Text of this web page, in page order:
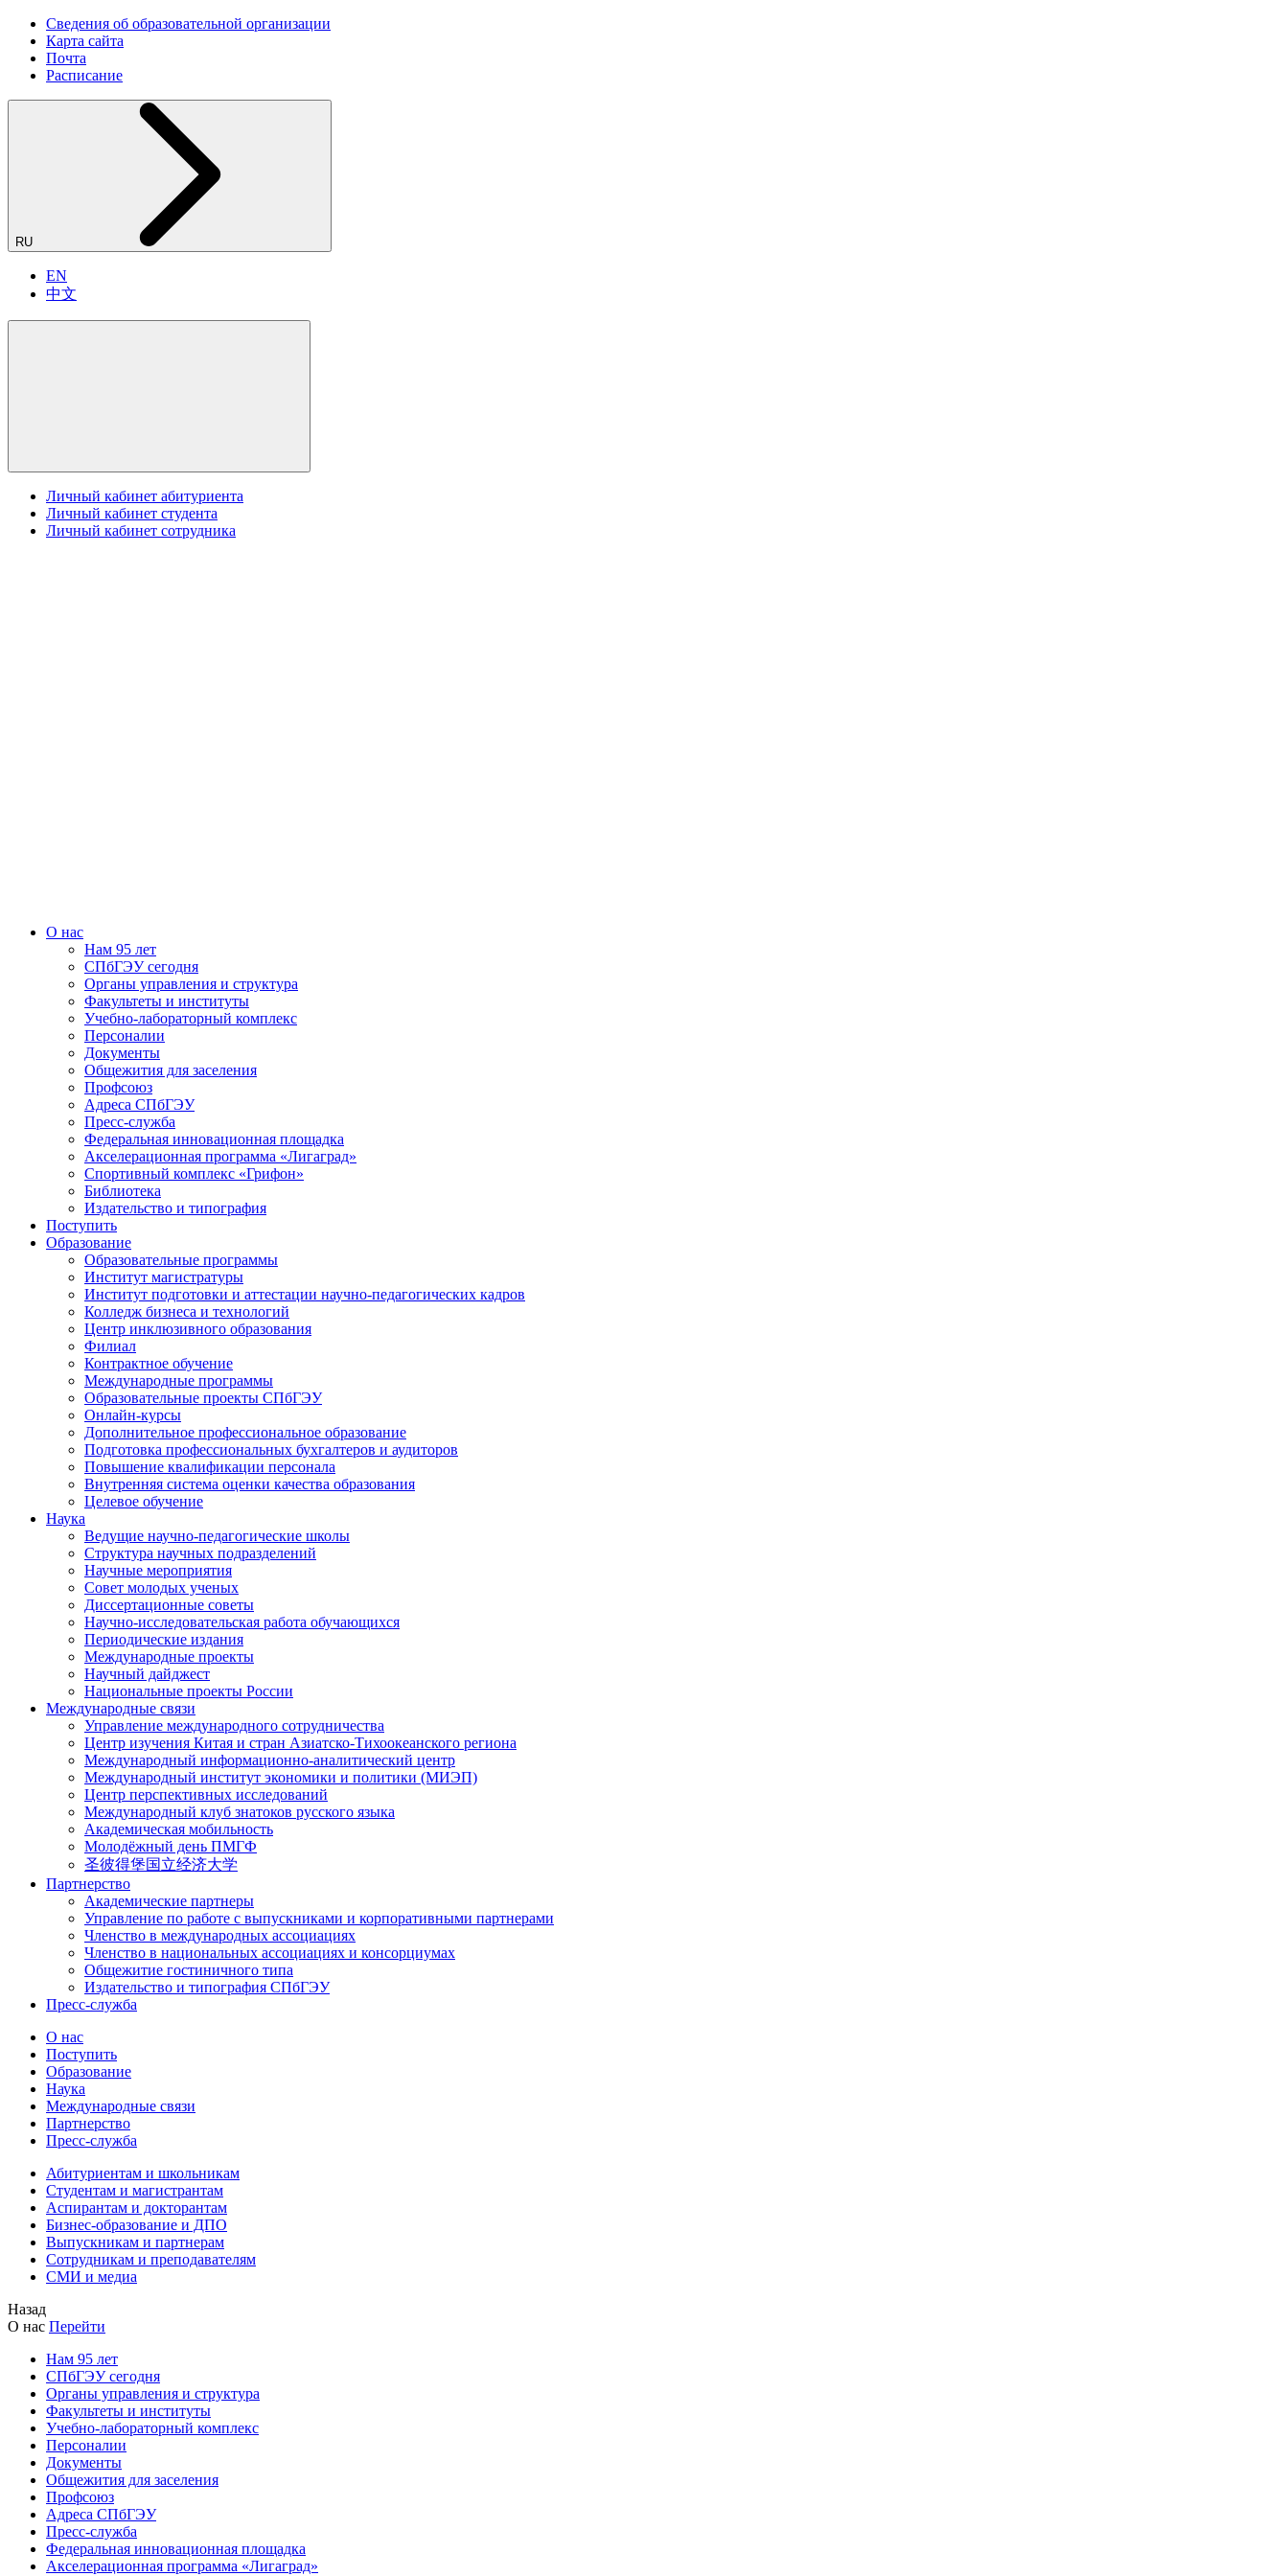
Сведения об образовательной организации
Карта сайта
Почта
Расписание
RU
EN
中文
Личный кабинет абитуриента
Личный кабинет студента
Личный кабинет сотрудника
О нас
Нам 95 лет
СПбГЭУ сегодня
Органы управления и структура
Факультеты и институты
Учебно-лабораторный комплекс
Персоналии
Документы
Общежития для заселения
Профсоюз
Адреса СПбГЭУ
Пресс-служба
Федеральная инновационная площадка
Акселерационная программа «Лигаград»­­
Спортивный комплекс «Грифон»
Библиотека
Издательство и типография
Поступить
Образование
Образовательные программы
Институт магистратуры
Институт подготовки и аттестации научно-педагогических кадров
Колледж бизнеса и технологий
Центр инклюзивного образования
Филиал
Контрактное обучение
Международные программы
Образовательные проекты СПбГЭУ
Онлайн-курсы
Дополнительное профессиональное образование
Подготовка профессиональных бухгалтеров и аудиторов
Повышение квалификации персонала
Внутренняя система оценки качества образования
Целевое обучение
Наука
Ведущие научно-педагогические школы
Структура научных подразделений
Научные мероприятия
Совет молодых ученых
Диссертационные советы
Научно-исследовательская работа обучающихся
Периодические издания
Международные проекты
Научный дайджест
Национальные проекты России
Международные связи
Управление международного сотрудничества
Центр изучения Китая и стран Азиатско-Тихоокеанского региона
Международный информационно-аналитический центр
Международный институт экономики и политики (МИЭП)
Центр перспективных исследований
Международный клуб знатоков русского языка
Академическая мобильность
Молодёжный день ПМГФ
圣彼得堡国立经济大学
Партнерство
Академические партнеры
Управление по работе с выпускниками и корпоративными партнерами
Членство в международных ассоциациях
Членство в национальных ассоциациях и консорциумах
Общежитие гостиничного типа
Издательство и типография СПбГЭУ
Пресс-служба
О нас
Поступить
Образование
Наука
Международные связи
Партнерство
Пресс-служба
Абитуриентам и школьникам
Студентам и магистрантам
Аспирантам и докторантам
Бизнес-образование и ДПО
Выпускникам и партнерам
Сотрудникам и преподавателям
СМИ и медиа
Назад
О нас Перейти
Нам 95 лет
СПбГЭУ сегодня
Органы управления и структура
Факультеты и институты
Учебно-лабораторный комплекс
Персоналии
Документы
Общежития для заселения
Профсоюз
Адреса СПбГЭУ
Пресс-служба
Федеральная инновационная площадка
Акселерационная программа «Лигаград»­­